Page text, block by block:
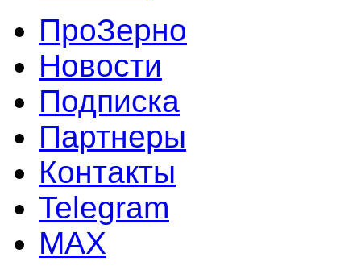
ПроЗерно
Новости
Подписка
Партнеры
Контакты
Telegram
MAX